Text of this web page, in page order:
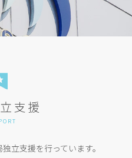
支援
立支援を行っています。